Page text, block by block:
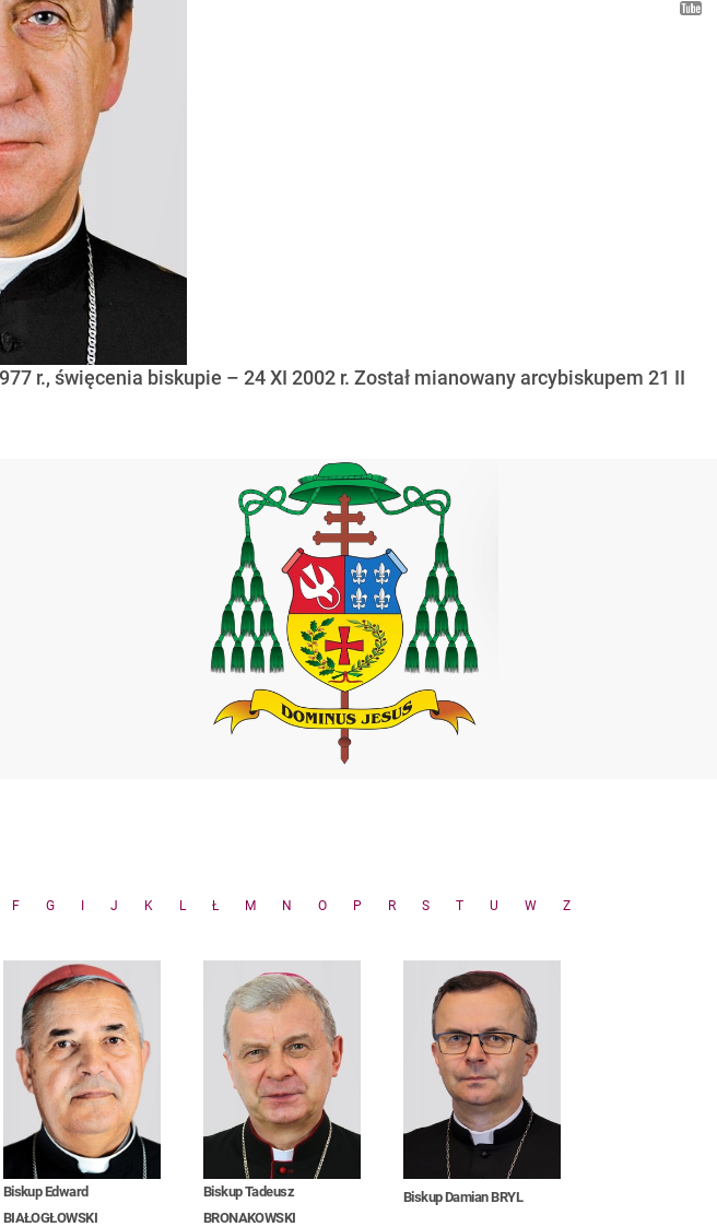
r., święcenia biskupie – 24 XI 2002 r. Został mianowany arcybiskupem 21 II
F G J K L Ł M N O P R S T U W Z
Biskup Edward
BIAŁOGŁOWSKI
Biskup Tadeusz
BRONAKOWSKI
Biskup Damian BRYL